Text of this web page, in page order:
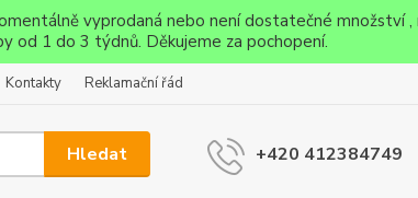
vyprodaná nebo není dostatečné
od 1 do 3 týdnů. Děkujeme za pochopení.
Kontakty Reklamační řád
Hledat +420 412384749